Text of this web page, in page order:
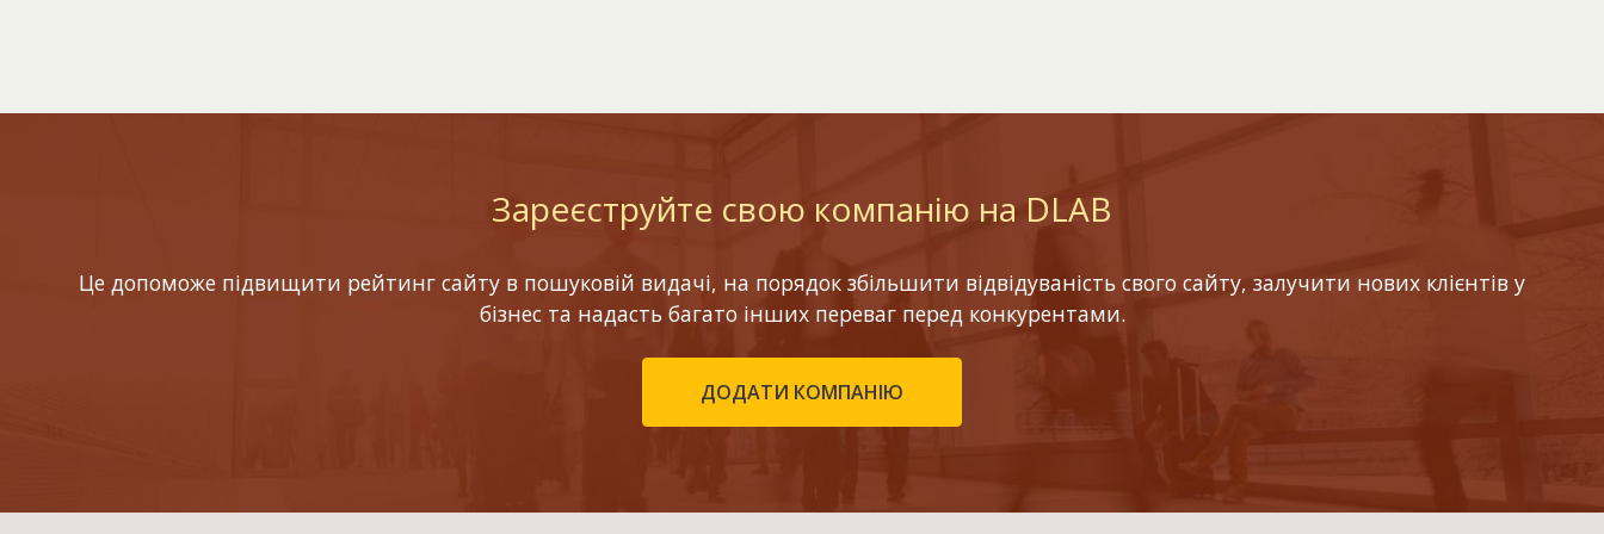
Зареєструйте свою компанію на DLAB
Це допоможе підвищити рейтинг сайту в пошуковій видачі, на порядок збільшити відвідуваність свого сайту, залучити нових клієнтів у
бізнес та надасть багато інших переваг перед конкурентами.
ДОДАТИ КОМПАНІЮ